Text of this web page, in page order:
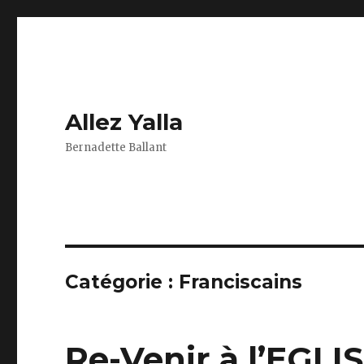
Allez Yalla
Bernadette Ballant
Catégorie : Franciscains